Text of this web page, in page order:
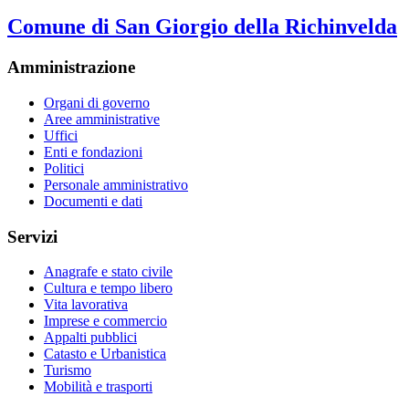
Comune di San Giorgio della Richinvelda
Amministrazione
Organi di governo
Aree amministrative
Uffici
Enti e fondazioni
Politici
Personale amministrativo
Documenti e dati
Servizi
Anagrafe e stato civile
Cultura e tempo libero
Vita lavorativa
Imprese e commercio
Appalti pubblici
Catasto e Urbanistica
Turismo
Mobilità e trasporti